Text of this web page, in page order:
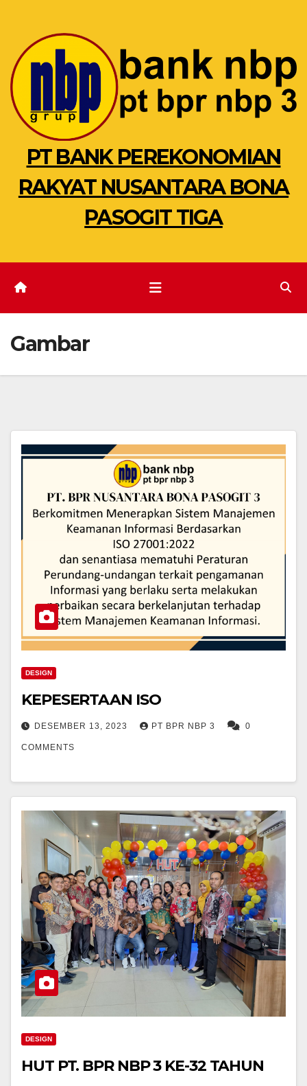
content
PT BANK PEREKONOMIAN
RAKYAT NUSANTARA BONA
PASOGIT TIGA
Gambar
DESIGN
KEPESERTAAN ISO
DESEMBER 13, 2023 PT BPR NBP 3 0
COMMENTS
DESIGN
HUT PT. BPR NBP 3 KE-32 TAHUN